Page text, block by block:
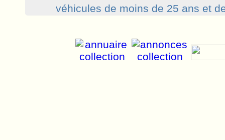
véhicules de moins de 25 ans et